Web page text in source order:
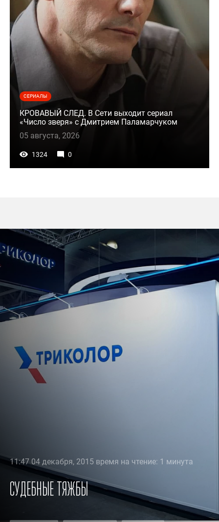
СЕРИАЛЫ
КРОВАВЫЙ СЛЕД. В Сети выходит сериал
«Число зверя» с Дмитрием Паламарчуком
05 августа, 2026
1324 0
11:47 04 декабря, 2015 время на чтение: 1 минута
Судебные тяжбы